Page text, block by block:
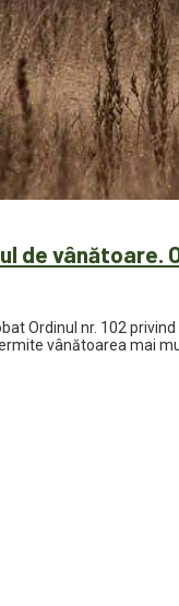
de vânătoare.
Ordinul nr. 102
vânătoarea mai